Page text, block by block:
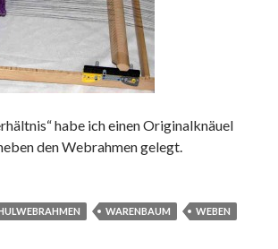
habe ich einen Originalknäuel
den Webrahmen gelegt.
WARENBAUM
WEBEN